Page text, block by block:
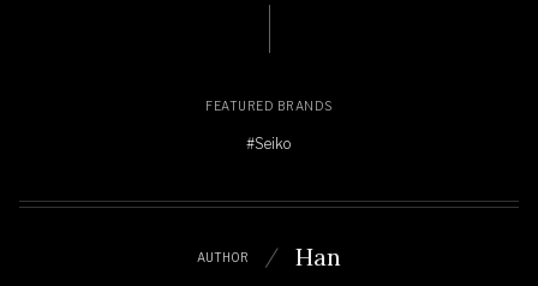
FEATURED BRANDS
#Seiko
AUTHOR Han